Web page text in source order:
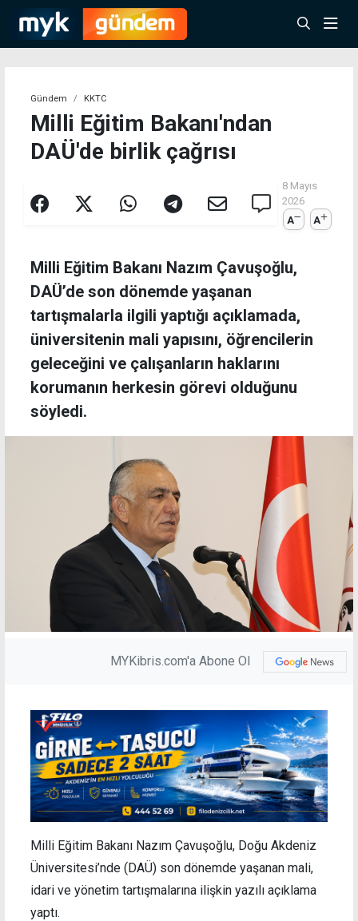
Gündem KKTC
Milli Eğitim Bakanı'ndan
DAÜ'de birlik çağrısı
8 Mayıs
2026
A
A
Milli Eğitim Bakanı Nazım Çavuşoğlu,
DAÜ’de son dönemde yaşanan
tartışmalarla ilgili yaptığı açıklamada,
üniversitenin mali yapısını, öğrencilerin
geleceğini ve çalışanların haklarını
korumanın herkesin görevi olduğunu
söyledi.
MYKibris.com'a Abone Ol
Milli Eğitim Bakanı Nazım Çavuşoğlu, Doğu Akdeniz
Üniversitesi’nde (DAÜ) son dönemde yaşanan mali,
idari ve yönetim tartışmalarına ilişkin yazılı açıklama
yaptı.